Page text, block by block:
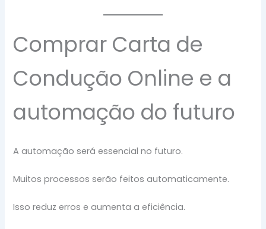
Comprar Carta de
Condução Online e a
automação do futuro
A automação será essencial no futuro.
Muitos processos serão feitos automaticamente.
Isso reduz erros e aumenta a eficiência.